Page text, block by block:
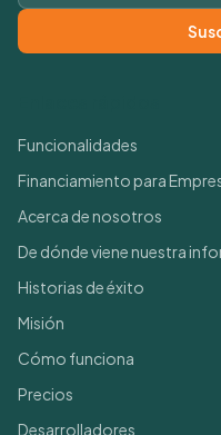
Funcionalidades
Financiamiento para
Acerca de nosotros
De dónde viene nuestra
Historias de éxito
Misión
Cómo funciona
Precios
Desarrolladores